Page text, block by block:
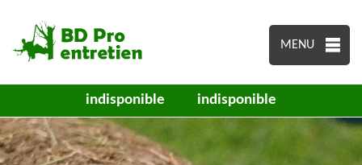
MENU
indisponible indisponible